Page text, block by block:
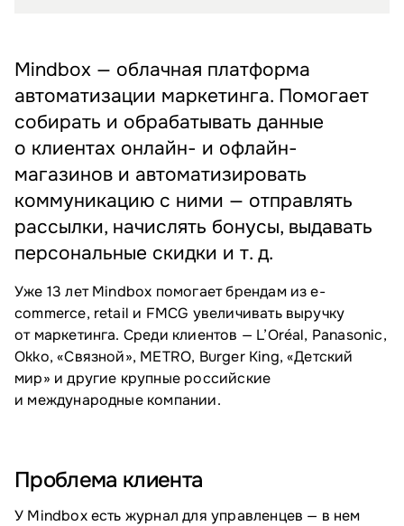
Mindbox — облачная платформа
автоматизации маркетинга. Помогает
собирать и обрабатывать данные
о клиентах онлайн- и офлайн-
магазинов и автоматизировать
коммуникацию с ними — отправлять
рассылки, начислять бонусы, выдавать
персональные скидки и т. д.
Уже 13 лет Mindbox помогает брендам из e-
commerce, retail и FMCG увеличивать выручку
от маркетинга. Среди клиентов — L’Oréal, Panasonic,
Okko, «Связной», METRO, Burger King, «Детский
мир» и другие крупные российские
и международные компании.
Проблема клиента
У Mindbox есть журнал для управленцев — в нем